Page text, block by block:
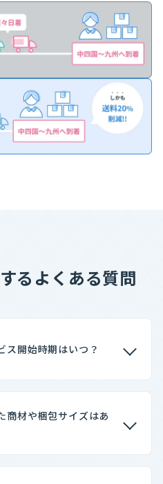
るよくある質問
ス開始時期はいつ？
商材や梱包サイズはあ